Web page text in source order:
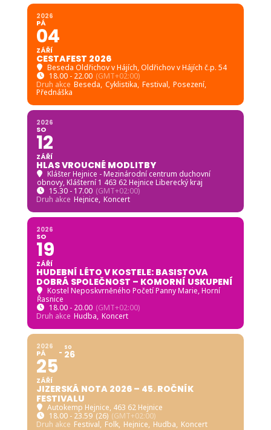
2026
PÁ
04
ZÁŘÍ
CESTAFEST 2026
Beseda Oldřichov v Hájích, Oldřichov v Hájích č.p. 54
18.00 - 22.00 (GMT+02:00)
Druh akce Beseda, Cyklistika, Festival, Posezení,
Přednáška
2026
SO
12
ZÁŘÍ
HLAS VROUCNÉ MODLITBY
Klášter Hejnice - Mezinárodní centrum duchovní
obnovy, Klášterní 1 463 62 Hejnice Liberecký kraj
15.30 - 17.00 (GMT+02:00)
Druh akce Hejnice, Koncert
2026
SO
19
ZÁŘÍ
HUDEBNÍ LÉTO V KOSTELE: BASISTOVA
DOBRÁ SPOLEČNOST – KOMORNÍ USKUPENÍ
Kostel Neposkvrněného Početí Panny Marie, Horní
Řasnice
18.00 - 20.00 (GMT+02:00)
Druh akce Hudba, Koncert
2026
PÁ
25
ZÁŘÍ
SO
26
JIZERSKÁ NOTA 2026 – 45. ROČNÍK
FESTIVALU
Autokemp Hejnice, 463 62 Hejnice
18.00 - 23.59 (26) (GMT+02:00)
Druh akce Festival, Folk, Hejnice, Hudba, Koncert